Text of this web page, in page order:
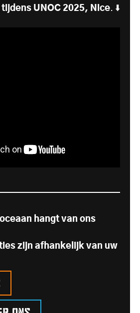
tijdens UNOC 2025, Nice. ⬇️
hangt van ons
zijn afhankelijk van uw